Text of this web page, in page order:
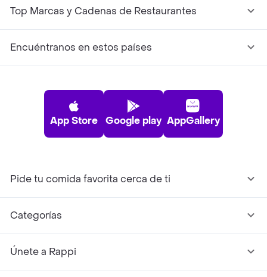
Top Marcas y Cadenas de Restaurantes
Encuéntranos en estos países
App Store Google play AppGallery
Pide tu comida favorita cerca de ti
Categorías
Únete a Rappi